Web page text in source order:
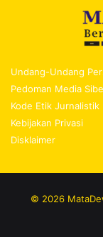
Undang-Undang
Pedoman Media
Kode Etik Jurnalistik
Kebijakan Privasi
Disklaimer
© 2026